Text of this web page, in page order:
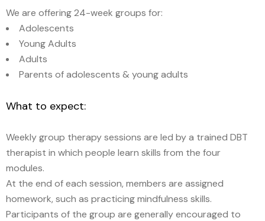
We are offering 24-week groups for:
Adolescents
Young Adults
Adults
Parents of adolescents & young adults
What to expect:
Weekly group therapy sessions are led by a trained DBT
therapist in which people learn skills from the four
modules.
At the end of each session, members are assigned
homework, such as practicing mindfulness skills.
Participants of the group are generally encouraged to